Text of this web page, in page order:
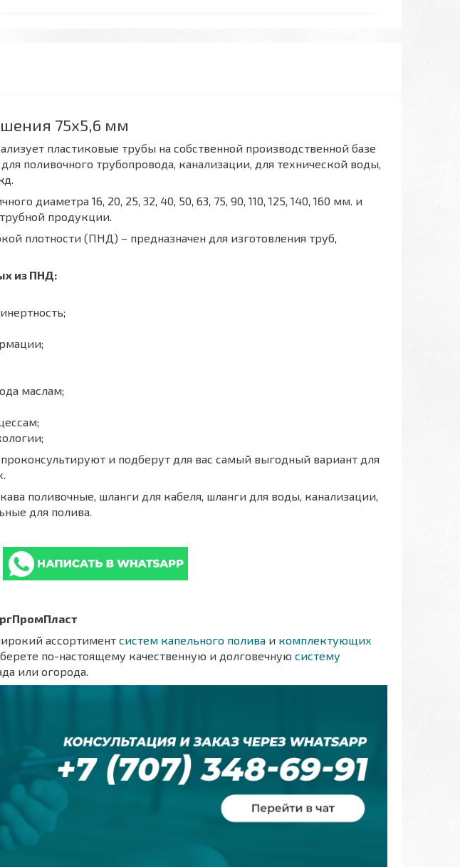
75х5,6 мм
пластиковые трубы на собственной производственной базе
поливочного трубопровода, канализации, для технической воды,
диаметра 16, 20, 25, 32, 40, 50, 63, 75, 90, 110, 125, 140, 160 мм. и
продукции.
плотности (ПНД) – предназначен для изготовления труб,
из ПНД:
маслам;
и подберут для вас самый выгодный вариант для
поливочные, шланги для кабеля, шланги для воды, канализации,
для полива.
ассортимент систем капельного полива и комплектующих
по-настоящему качественную и долговечную систему
или огорода.